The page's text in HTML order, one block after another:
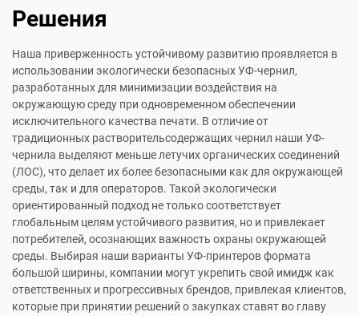
Решения
Наша приверженность устойчивому развитию проявляется в
использовании экологически безопасных УФ-чернил,
разработанных для минимизации воздействия на
окружающую среду при одновременном обеспечении
исключительного качества печати. В отличие от
традиционных растворительсодержащих чернил наши УФ-
чернила выделяют меньше летучих органических соединений
(ЛОС), что делает их более безопасными как для окружающей
среды, так и для операторов. Такой экологически
ориентированный подход не только соответствует
глобальным целям устойчивого развития, но и привлекает
потребителей, осознающих важность охраны окружающей
среды. Выбирая наши варианты УФ-принтеров формата
большой ширины, компании могут укрепить свой имидж как
ответственных и прогрессивных брендов, привлекая клиентов,
которые при принятии решений о закупках ставят во главу